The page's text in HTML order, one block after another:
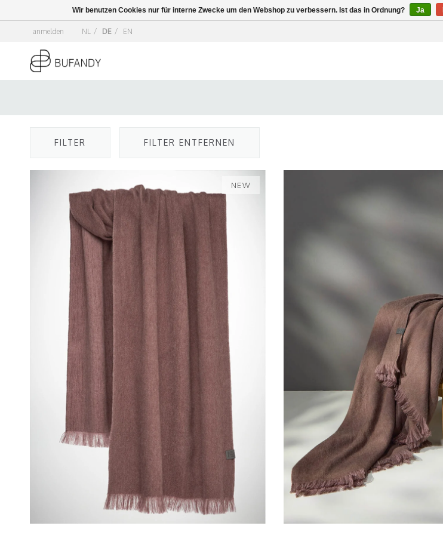
anmelden NL / DE / EN
FILTER FILTER ENTFERNEN
NEW
Wir benutzen Cookies nur für interne Zwecke um den Webshop zu verbessern. Ist das in Ordnung? Ja